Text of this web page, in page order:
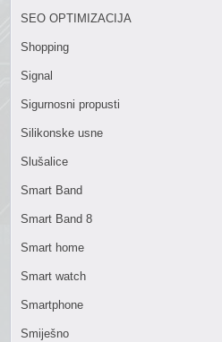
SEO OPTIMIZACIJA
Shopping
Signal
Sigurnosni propusti
Silikonske usne
Slušalice
Smart Band
Smart Band 8
Smart home
Smart watch
Smartphone
Smiješno